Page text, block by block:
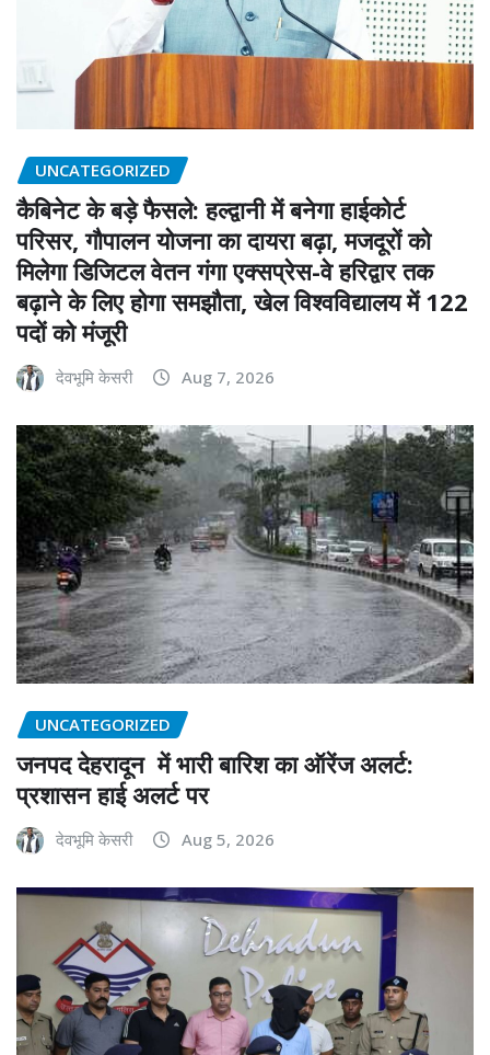
UNCATEGORIZED
कैबिनेट के बड़े फैसले: हल्द्वानी में बनेगा हाईकोर्ट
परिसर, गौपालन योजना का दायरा बढ़ा, मजदूरों को
मिलेगा डिजिटल वेतन गंगा एक्सप्रेस-वे हरिद्वार तक
बढ़ाने के लिए होगा समझौता, खेल विश्वविद्यालय में 122
पदों को मंजूरी
देवभूमि केसरी Aug 7, 2026
UNCATEGORIZED
जनपद देहरादून में भारी बारिश का ऑरेंज अलर्ट:
प्रशासन हाई अलर्ट पर
देवभूमि केसरी Aug 5, 2026